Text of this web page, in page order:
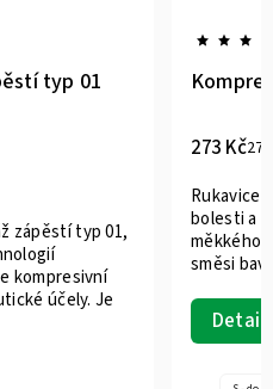
typ 01
zápěstí typ 01,
kompresivní
účely. Je
273 Kč
Detail
Rukavice
bolesti a
měkkého
směsi